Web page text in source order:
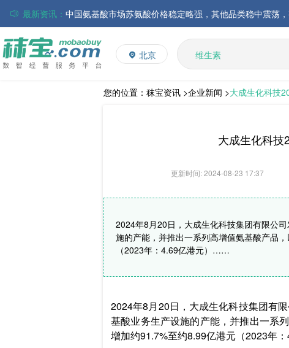
最新资讯：
磷酸氢钙市场行情走弱；小苏打和乳清粉市场价格稳定运行
帝斯曼-芬美意发布2026年上半年业绩
巴斯夫集团发布2026年第二季度财务报告
丸红株式会社发布截至2026年6月30日前3个月的合并财务
住友化学公布2026财年第一季度业绩
北京
L-赖氨酸硫酸盐
多维
多矿
维生素
饲料添加剂
您的位置： 秣宝资讯 >企业新闻 >大成生化科技
大成生化科技
更新时间: 2024-08-23 17:37
2024年8月20日，大成生化科技集团有限公
施的产能，并推出一系列高增值氨基酸产品
（2023年：4.69亿港元）……
2024年8月20日，大成生化科技集团有
基酸业务生产设施的产能，并推出一系
增加约91.7%至约8.99亿港元（2023年